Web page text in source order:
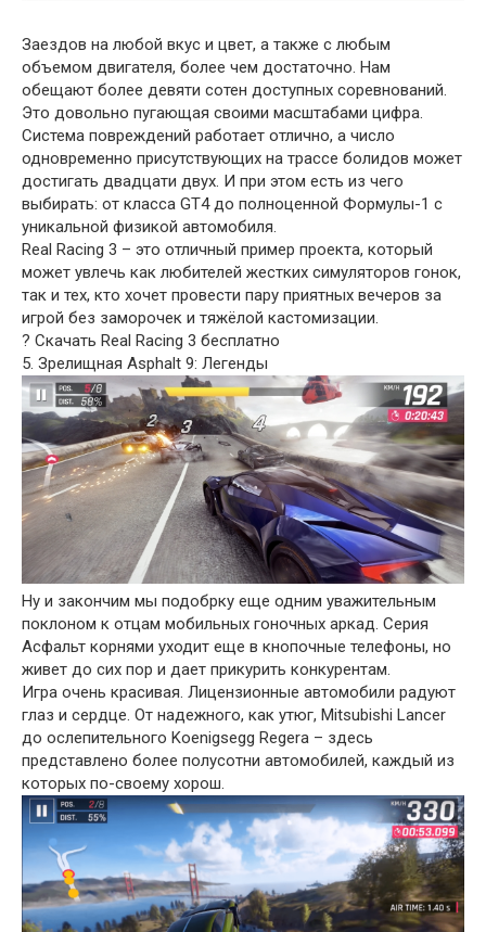
Заездов на любой вкус и цвет, а также с любым
объемом двигателя, более чем достаточно. Нам
обещают более девяти сотен доступных соревнований.
Это довольно пугающая своими масштабами цифра.
Система повреждений работает отлично, а число
одновременно присутствующих на трассе болидов может
достигать двадцати двух. И при этом есть из чего
выбирать: от класса GT4 до полноценной Формулы-1 с
уникальной физикой автомобиля.
Real Racing 3 – это отличный пример проекта, который
может увлечь как любителей жестких симуляторов гонок,
так и тех, кто хочет провести пару приятных вечеров за
игрой без заморочек и тяжёлой кастомизации.
? Скачать Real Racing 3 бесплатно
5. Зрелищная Asphalt 9: Легенды
Ну и закончим мы подобрку еще одним уважительным
поклоном к отцам мобильных гоночных аркад. Серия
Асфальт корнями уходит еще в кнопочные телефоны, но
живет до сих пор и дает прикурить конкурентам.
Игра очень красивая. Лицензионные автомобили радуют
глаз и сердце. От надежного, как утюг, Mitsubishi Lancer
до ослепительного Koenigsegg Regera – здесь
представлено более полусотни автомобилей, каждый из
которых по-своему хорош.